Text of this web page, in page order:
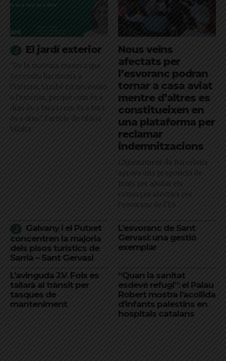
El jardí exterior
"De la mateixa manera que
necessito harmonia a
l’interior, també en necessito
a l’exterior, perquè com és a
dins és a fora i com és a fora
és a dins": l'article de Glòria
Vilalta
Nous veïns
afectats per
l’esvoranc podran
tornar a casa aviat
mentre d’altres es
constitueixen en
una plataforma per
reclamar
indemnitzacions
L’Ajuntament de Barcelona
aprova una proposició de
Junts per ajudar els
comerços afectats per
l'esvoranc de l'L9
Galvany i el Putxet
concentren la majoria
dels pisos turístics de
Sarrià – Sant Gervasi
L’esvoranc de Sant
Gervasi: una gestió
exemplar
L’avinguda J.V. Foix es
tallarà al trànsit per
tasques de
manteniment
“Quan la sanitat
esdevé refugi”: el Palau
Robert mostra l’acollida
d’infants palestins en
hospitals catalans